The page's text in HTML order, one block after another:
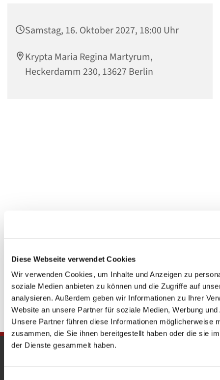
Diese Webseite verwendet Cookies
Wir verwenden Cookies, um Inhalte und Anzeigen zu
soziale Medien anbieten zu können und die Zugriffe auf
analysieren. Außerdem geben wir Informationen zu Ihrer
Website an unsere Partner für soziale Medien, Werbung
Unsere Partner führen diese Informationen möglicherweise
zusammen, die Sie ihnen bereitgestellt haben oder die sie
der Dienste gesammelt haben.
Samstag, 16. Oktober 2027, 18:00 Uhr
Krypta Maria Regina Martyrum,
Heckerdamm 230, 13627 Berlin